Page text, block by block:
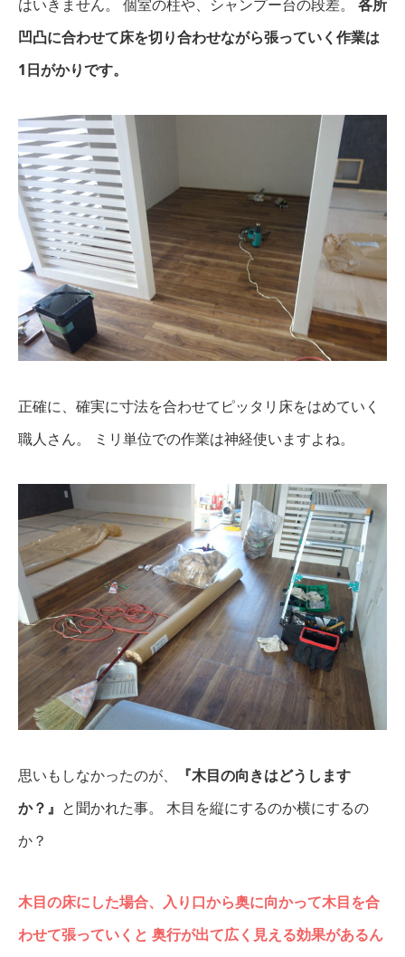
はいきません。 個室の柱や、シャンプー台の段差。
各所
凹凸に合わせて床を切り合わせながら張っていく作業は
1日がかりです。
正確に、確実に寸法を合わせてピッタリ床をはめていく
職人さん。
ミリ単位での作業は神経使いますよね。
思いもしなかったのが、
『木目の向きはどうします
か？』 と聞かれた事。
木目を縦にするのか横にするの
か？
木目の床にした場合、入り口から奥に向かって木目を合
わせて張っていくと 奥行が出て広く見える効果があるん